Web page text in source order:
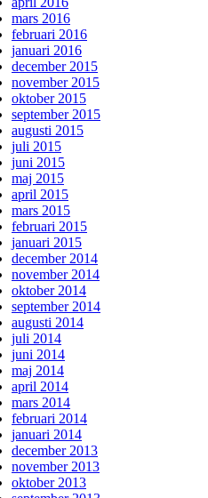
mars 2016
februari 2016
januari 2016
december 2015
november 2015
oktober 2015
september 2015
augusti 2015
juli 2015
juni 2015
maj 2015
april 2015
mars 2015
februari 2015
januari 2015
december 2014
november 2014
oktober 2014
september 2014
augusti 2014
juli 2014
juni 2014
maj 2014
april 2014
mars 2014
februari 2014
januari 2014
december 2013
november 2013
oktober 2013